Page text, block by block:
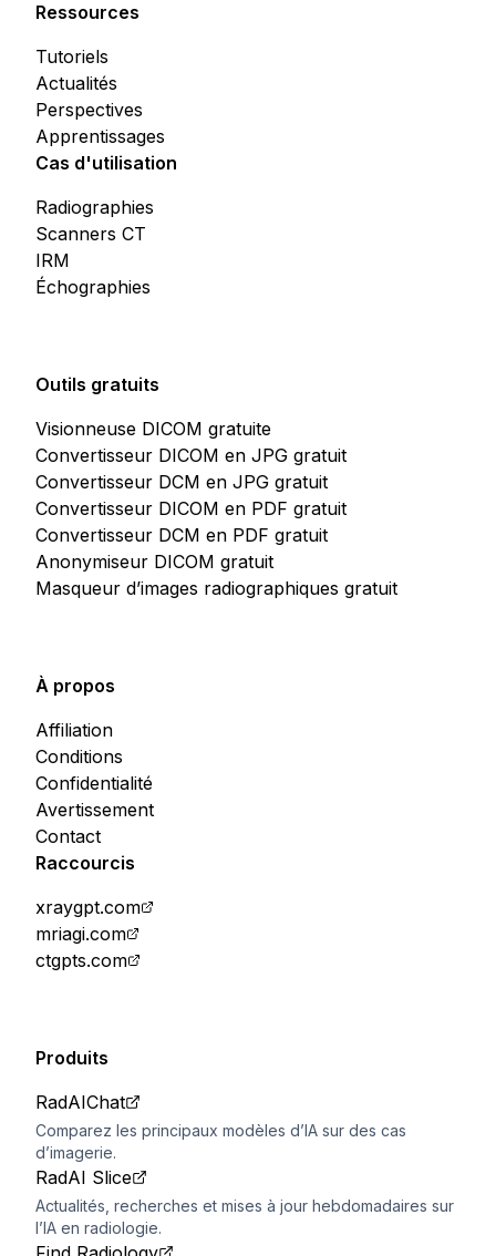
Ressources
Perspectives
Apprentissages
Actualités
Tutoriels
Cas d'utilisation
Scanners CT
IRM
Échographies
Radiographies
Outils gratuits
Visionneuse DICOM gratuite
Convertisseur DICOM en JPG gratuit
Convertisseur DCM en JPG gratuit
Convertisseur DICOM en PDF gratuit
Convertisseur DCM en PDF gratuit
Anonymiseur DICOM gratuit
Masqueur d’images radiographiques gratuit
À propos
Affiliation
Conditions
Confidentialité
Avertissement
Contact
Raccourcis
xraygpt.com
mriagi.com
ctgpts.com
Produits
RadAIChat
Comparez les principaux modèles d’IA sur des cas
d’imagerie.
RadAI Slice
Actualités, recherches et mises à jour hebdomadaires sur
l’IA en radiologie.